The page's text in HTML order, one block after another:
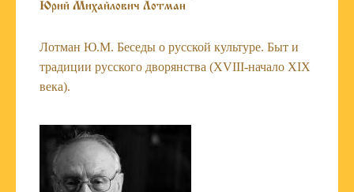
Юрий Михайлович Лотман
Лотман Ю.М. Беседы о русской культуре. Быт и
традиции русского дворянства (XVIII-начало XIX
века).